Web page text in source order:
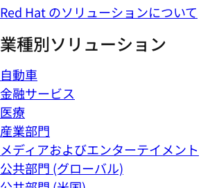
Red Hat のソリューションについて
業種別ソリューション
自動車
金融サービス
医療
産業部門
メディアおよびエンターテイメント
公共部門 (グローバル)